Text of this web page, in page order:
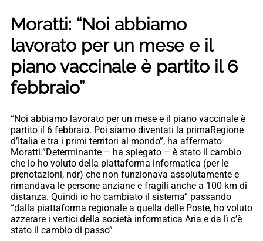
Moratti: “Noi abbiamo
lavorato per un mese e il
piano vaccinale è partito il 6
febbraio”
“Noi abbiamo lavorato per un mese e il piano vaccinale è
partito il 6 febbraio. Poi siamo diventati la primaRegione
d’Italia e tra i primi territori al mondo”, ha affermato
Moratti.”Determinante – ha spiegato – è stato il cambio
che io ho voluto della piattaforma informatica (per le
prenotazioni, ndr) che non funzionava assolutamente e
rimandava le persone anziane e fragili anche a 100 km di
distanza. Quindi io ho cambiato il sistema” passando
“dalla piattaforma regionale a quella delle Poste, ho voluto
azzerare i vertici della società informatica Aria e da lì c’è
stato il cambio di passo”